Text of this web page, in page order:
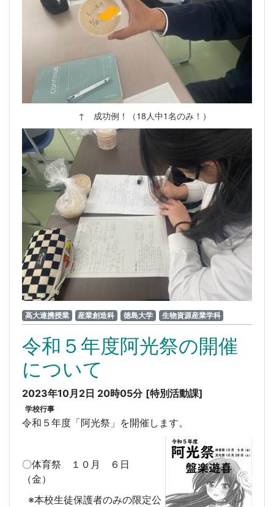
↑ 成功例！（18人中1名のみ！）
高大連携授業 産業創造科 徳島大学 生物資源産業学科
令和５年度阿光祭の開催
について
2023年10月2日 20時05分 [特別活動課]
学校行事
令和５年度「阿光祭」を開催します。
〇体育祭 １０月 ６日
（金）
※本校生徒保護者のみの限定公